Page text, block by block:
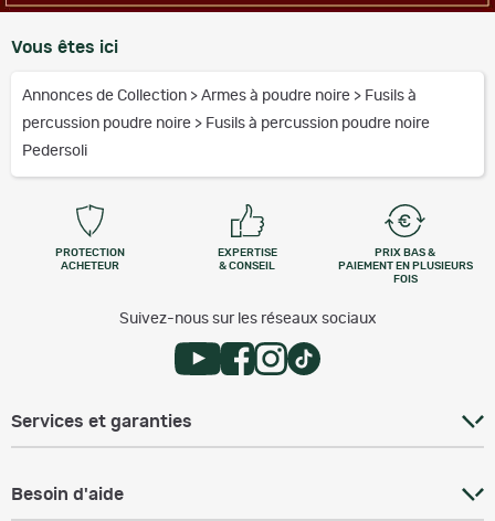
Vous êtes ici
Annonces de Collection > Armes à poudre noire > Fusils à
percussion poudre noire > Fusils à percussion poudre noire
Pedersoli
PROTECTION
ACHETEUR
EXPERTISE
& CONSEIL
PRIX BAS &
PAIEMENT EN PLUSIEURS
FOIS
Suivez-nous sur les réseaux sociaux
Services et garanties
Besoin d'aide